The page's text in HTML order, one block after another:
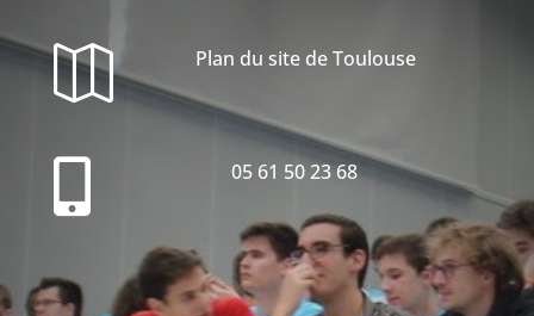
 Plan du site de Toulouse
 05 61 50 23 68